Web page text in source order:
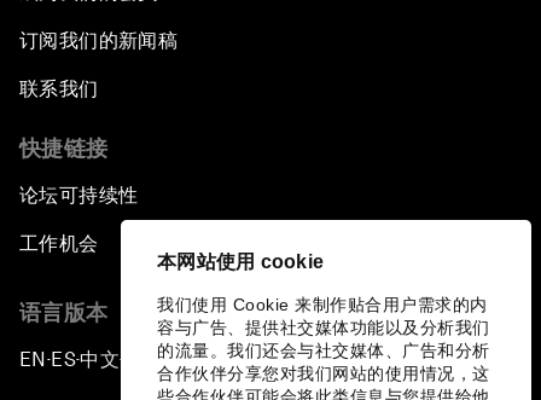
本网站使用 cookie
我们使用 Cookie 来制作贴合用户需求的内
容与广告、提供社交媒体功能以及分析我们
的流量。我们还会与社交媒体、广告和分析
合作伙伴分享您对我们网站的使用情况，这
订阅我们的新闻稿
联系我们
快捷链接
论坛可持续性
工作机会
语言版本
EN ▪ES▪中文▪ 日本語